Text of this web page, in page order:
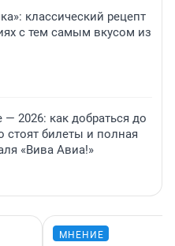
классический рецепт
с тем самым вкусом из
2026: как добраться до
стоят билеты и полная
«Вива Авиа!»
МНЕНИЕ